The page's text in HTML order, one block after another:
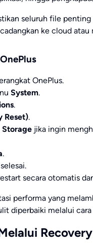
seluruh file
ke cloud
OnePlus.
System.
.
Reset).
Storage jika ingin
.
secara otomatis
performa yang
diperbaiki melalui cara